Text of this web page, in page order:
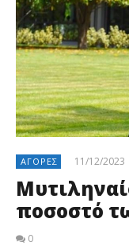
ΑΓΟΡΈΣ 11/12/2023
ποσοστό
0